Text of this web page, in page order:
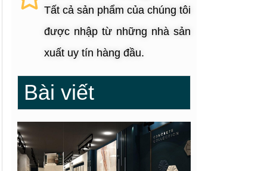
Tất cả sản phẩm của chúng tôi
được nhập từ những nhà sản
xuất uy tín hàng đầu.
Bài viết